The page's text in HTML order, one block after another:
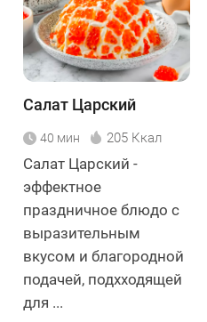
Салат Царский
40 мин 205 Ккал
Салат Царский -
эффектное
праздничное блюдо с
выразительным
вкусом и благородной
подачей, подхходящей
для ...